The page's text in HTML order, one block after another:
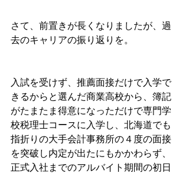
さて、前置きが長くなりましたが、過
去のキャリアの振り返りを。
入試を受けず、推薦面接だけで入学で
きるからと選んだ商業高校から、簿記
がたまたま得意になっただけで専門学
校税理士コースに入学し、北海道でも
指折りの大手会計事務所の４度の面接
を突破し内定が出たにもかかわらず、
正式入社までのアルバイト期間の初日